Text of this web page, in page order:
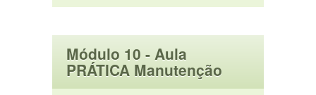
Módulo 10 - Aula
PRÁTICA Manutenção